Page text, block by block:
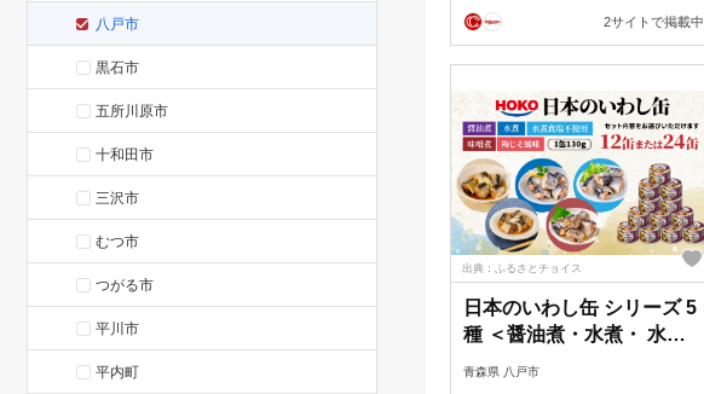
八戸市
黒石市
五所川原市
十和田市
三沢市
むつ市
つがる市
平川市
平内町
戸市
2サイトで掲載中
出典：ふるさとチョイス
日本のいわし缶 シリーズ 5
種 ＜醤油煮・水煮・ 水煮
食塩不使用・味噌煮・梅じ
青森県 八戸市